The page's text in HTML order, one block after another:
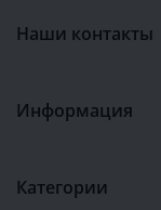
Наши контакты
Информация
Категории